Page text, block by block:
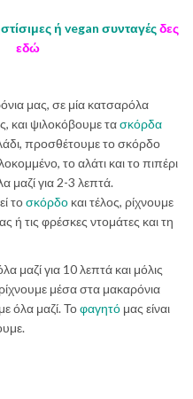
ή vegan συνταγέςδες
εδώ
μας, σε μία κατσαρόλα
και ψιλοκόβουμε τασκόρδα
προσθέτουμε το σκόρδο
το αλάτι και το πιπέρι
μαζί για 2-3 λεπτά.
τοσκόρδο και τέλος, ρίχνουμε
ή τις φρέσκες ντομάτες και τη
μαζί για 10 λεπτά και μόλις
μέσα στα μακαρόνια
όλα μαζί. Τοφαγητό μας είναι